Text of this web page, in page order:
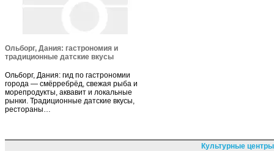
Ольборг, Дания: гастрономия и
традиционные датские вкусы
Ольборг, Дания: гид по гастрономии
города — смёрребрёд, свежая рыба и
морепродукты, аквавит и локальные
рынки. Традиционные датские вкусы,
рестораны…
Культурные